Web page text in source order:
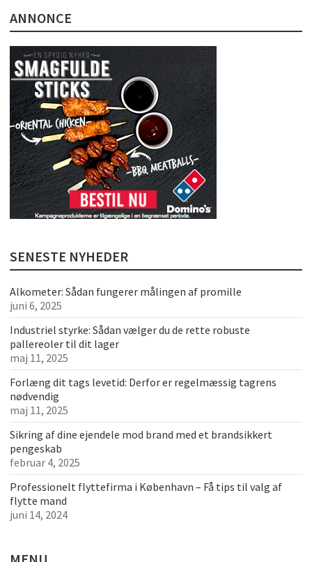
ANNONCE
SENESTE NYHEDER
Alkometer: Sådan fungerer målingen af promille
juni 6, 2025
Industriel styrke: Sådan vælger du de rette robuste
pallereoler til dit lager
maj 11, 2025
Forlæng dit tags levetid: Derfor er regelmæssig tagrens
nødvendig
maj 11, 2025
Sikring af dine ejendele mod brand med et brandsikkert
pengeskab
februar 4, 2025
Professionelt flyttefirma i København – Få tips til valg af
flytte mand
juni 14, 2024